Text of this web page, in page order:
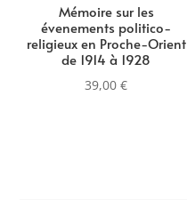
Mémoire sur les
évenements politico-
religieux en Proche-Orient
de 1914 à 1928
39,00€